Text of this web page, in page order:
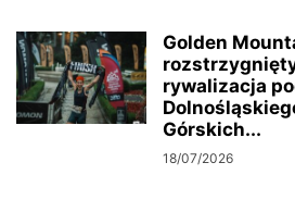
GMINA STOSZOWICE
KUDOWA ZDRÓJ LĄDEK ZDRÓJ LEWIN
MIĘDZYLESIE NOWA RUDA POLANICA
POWÓDŹ 2024 RADKÓW STRONIE
Golden
rywalizacja
Górskich...
18/07/2026